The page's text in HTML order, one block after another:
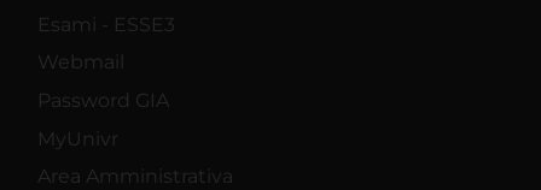
Esami - ESSE3
Webmail
Password GIA
MyUnivr
Area Amministrativa